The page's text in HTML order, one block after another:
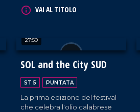
servizi integrati di riabilitazione
VAI AL TITOLO
27:50
SOL and the City SUD
ST 5 PUNTATA
La prima edizione del festival
che celebra l'olio calabrese